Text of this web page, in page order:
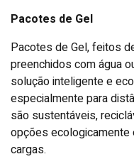
Pacotes de Gel
Pacotes de Gel, feitos
preenchidos com água
solução inteligente e
especialmente para
são sustentáveis,
opções
cargas.